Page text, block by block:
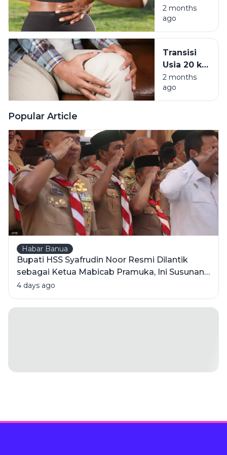
Usia Muda
Saat
Kerja?
Hati-hati
Kronis
Incar
Milenial
2 months
ago
Transisi
Usia 20 ke
30:
Mengapa
Tubuh Tak
Dulu?
2 months
ago
Popular Article
Habar Banua
Bupati HSS Syafrudin Noor Resmi Dilantik
sebagai Ketua Mabicab Pramuka, Ini Susunan
Pengurus 2025-2030
4 days ago